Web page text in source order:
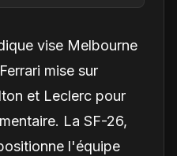
vise Melbourne
mise sur
et Leclerc pour
La SF-26,
l'équipe